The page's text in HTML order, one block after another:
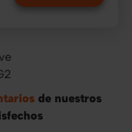
de nuestros